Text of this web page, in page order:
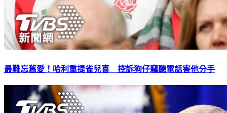
最難忘舊愛！哈利重提雀兒喜 控訴狗仔竊聽電話害他分手